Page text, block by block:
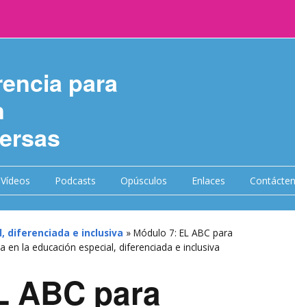
para
Vídeos Podcasts Opúsculos Enlaces
diferenciada e inclusiva » Módulo 7: EL ABC para
la educación especial, diferenciada e inclusiva
ABC para